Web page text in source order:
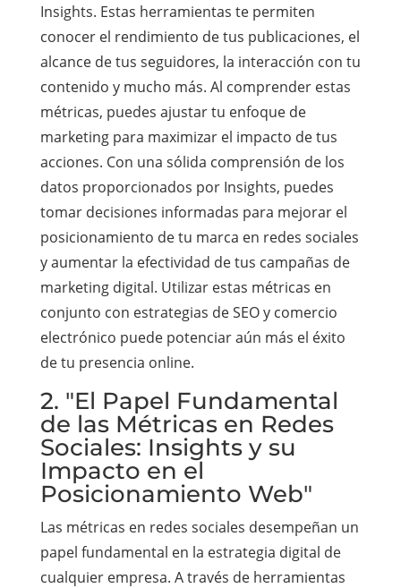
Insights. Estas herramientas te permiten
conocer el rendimiento de tus publicaciones, el
alcance de tus seguidores, la interacción con tu
contenido y mucho más. Al comprender estas
métricas, puedes ajustar tu enfoque de
marketing para maximizar el impacto de tus
acciones. Con una sólida comprensión de los
datos proporcionados por Insights, puedes
tomar decisiones informadas para mejorar el
posicionamiento de tu marca en redes sociales
y aumentar la efectividad de tus campañas de
marketing digital. Utilizar estas métricas en
conjunto con estrategias de SEO y comercio
electrónico puede potenciar aún más el éxito
de tu presencia online.
2. "El Papel Fundamental
de las Métricas en Redes
Sociales: Insights y su
Impacto en el
Posicionamiento Web"
Las métricas en redes sociales desempeñan un
papel fundamental en la estrategia digital de
cualquier empresa. A través de herramientas